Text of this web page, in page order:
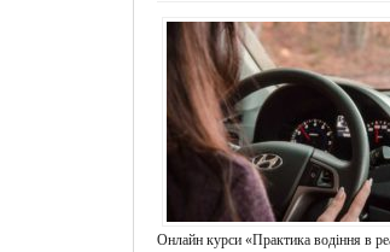
Онлайн курси «Практика водіння в